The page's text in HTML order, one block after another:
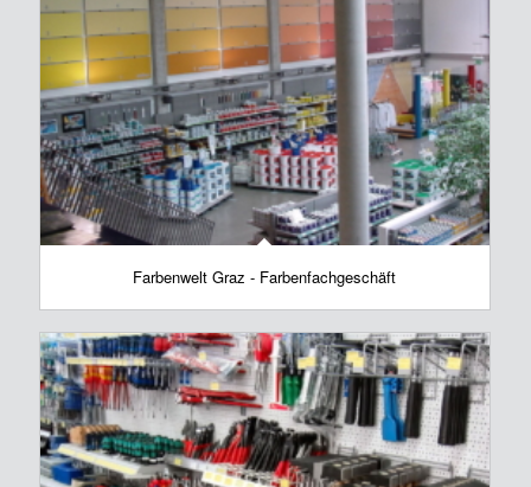
Farbenwelt Graz - Farbenfachgeschäft